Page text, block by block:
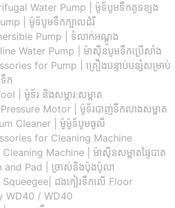
Water Pump | ម៉ូទ័បូមទឹកគូទខ្យង
| ម៉ូទ័បូមទឹកក្បាលដំរី
Pump | ទំលាក់អណ្តូង
Water Pump | ម៉ាស៊ីនបូមទឹកប្រើសាំង
for Pump | គ្រឿងបន្ទាប់បន្សំសម្រាប់
ក
| ម៉ូទ័រ និងសម្ភារ:សម្អាត
Motor | ម៉ូទ័របាញ់ទឹកលាងសម្អាត
Cleaner | ម៉ូម៉ូទ័បូមធូលី
for Cleaning Machine
Machine | ម៉ាស៊ីនសម្អាតផ្ទៃបាត
and Pad | ច្រាស់និងប៉ុងប៉ូលា
Squeegee| ដងកៀរទឺកលើ Floor
WD40 / WD40